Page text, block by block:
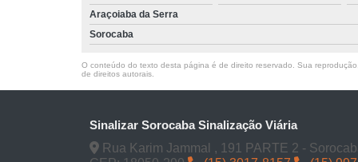
Araçoiaba da Serra
Sorocaba
O conteúdo do texto desta página é de direito reservado. Sua
de direitos autorais
Sinalizar Sorocaba Sinalização Viária
Rua Karim Jammal , 191 PARTE 2 -